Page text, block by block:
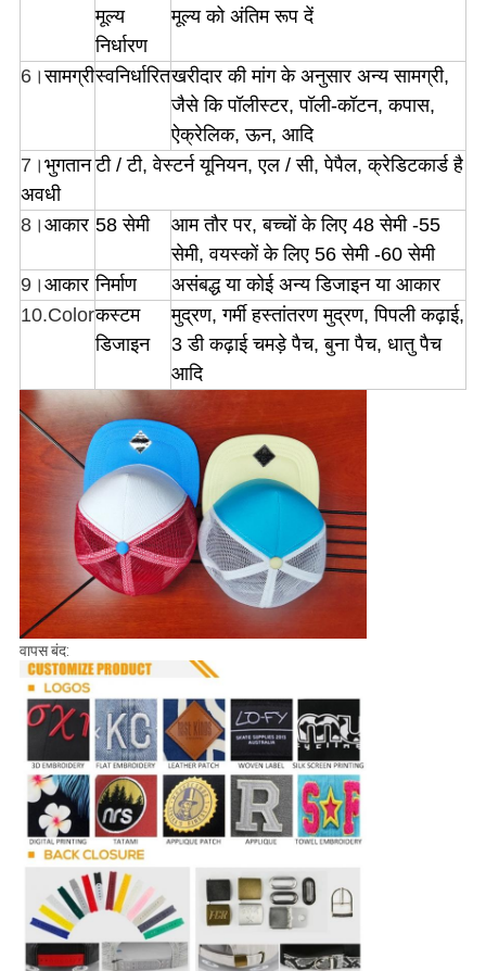
मूल्य
निर्धारण
मूल्य को अंतिम रूप दें
6।सामग्रीस्वनिर्धारितखरीदार की मांग के अनुसार अन्य सामग्री,
जैसे कि पॉलीस्टर, पॉली-कॉटन, कपास,
ऐक्रेलिक, ऊन, आदि
7। भुगतान
अवधी
टी / टी, वेस्टर्न यूनियन, एल / सी, पेपैल, क्रेडिटकार्ड है
8। आकार 58 सेमी
आम तौर पर, बच्चों के लिए 48 सेमी -55
सेमी, वयस्कों के लिए 56 सेमी -60 सेमी
9। आकार निर्माण
असंबद्ध या कोई अन्य डिजाइन या आकार
10.Colorकस्टम
डिजाइन
मुद्रण, गर्मी हस्तांतरण मुद्रण, पिपली कढ़ाई,
3 डी कढ़ाई चमड़े पैच, बुना पैच, धातु पैच
आदि
वापस बंद: